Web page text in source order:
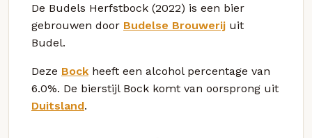
De Budels Herfstbock (2022) is een bier
gebrouwen door Budelse Brouwerij uit
Budel.
Deze Bock heeft een alcohol percentage van
6.0%. De bierstijl Bock komt van oorsprong uit
Duitsland.